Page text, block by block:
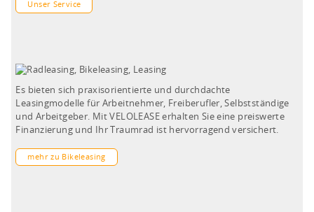
Unser Service
Es bieten sich praxisorientierte und durchdachte
Leasingmodelle für Arbeitnehmer, Freiberufler, Selbstständige
und Arbeitgeber. Mit VELOLEASE erhalten Sie eine preiswerte
Finanzierung und Ihr Traumrad ist hervorragend versichert.
mehr zu Bikeleasing